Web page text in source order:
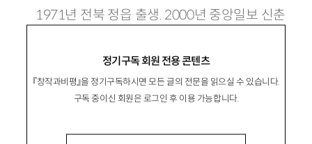
정기구독 회원 전용 콘텐츠
『창작과비평』을 정기구독하시면 모든 글의 전문을 읽으실 수 있습니다.
구독 중이신 회원은 로그인 후 이용 가능합니다.
1971년 전북 정읍 출생. 2000년 중앙일보 신춘
ppp337@hanmail.net